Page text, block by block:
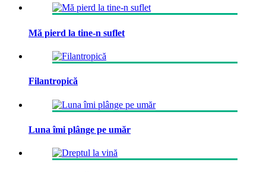
Mă pierd la tine-n suflet
Filantropică
Luna îmi plânge pe umăr